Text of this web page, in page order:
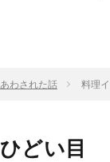
わされた話 料理
どい目